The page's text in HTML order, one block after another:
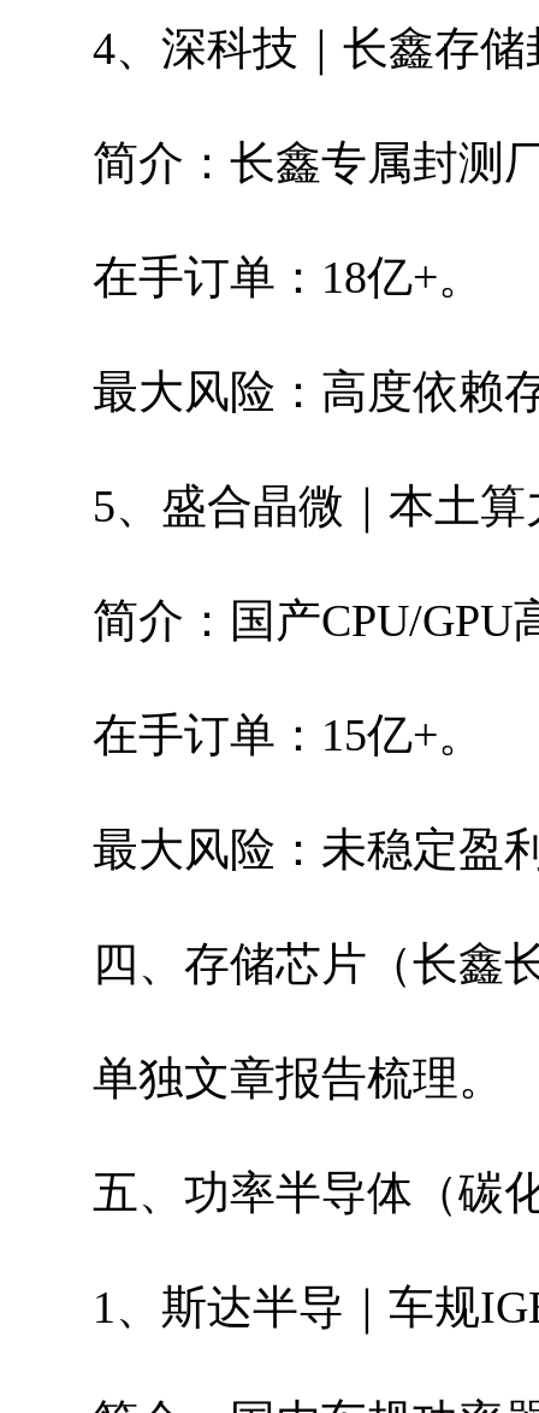
4、深科技｜长鑫存储
简介：长鑫专属封测
在手订单：18亿+。
最大风险：高度依赖
5、盛合晶微｜本土
简介：国产CPU/GPU
在手订单：15亿+。
最大风险：未稳定盈
四、存储芯片（长鑫
单独文章报告梳理。
五、功率半导体（碳
1、斯达半导｜车规